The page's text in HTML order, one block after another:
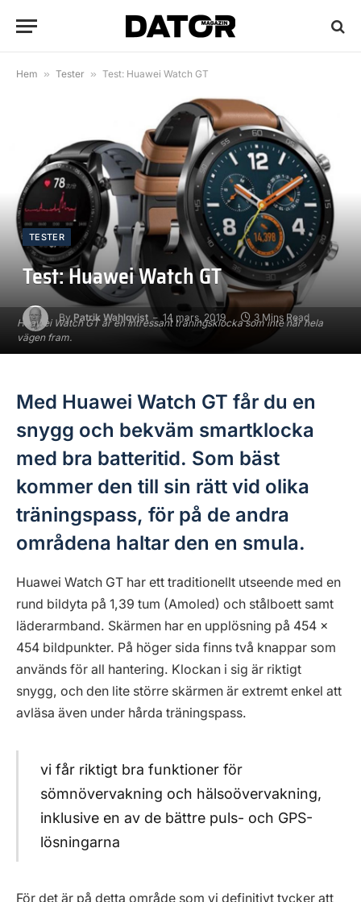
Hem » Tester » Test: Huawei Watch GT
Huawei Watch GT är en intressant träningsklocka som inte når hela
vägen fram.
TESTER
Test: Huawei Watch GT
By Patrik Wahlqvist 14 mars, 2019 3 Mins Read
Med Huawei Watch GT får du en
snygg och bekväm smartklocka
med bra batteritid. Som bäst
kommer den till sin rätt vid olika
träningspass, för på de andra
områdena haltar den en smula.
Huawei Watch GT har ett traditionellt utseende med en
rund bildyta på 1,39 tum (Amoled) och stålboett samt
läderarmband. Skärmen har en upplösning på 454 x
454 bildpunkter. På höger sida finns två knappar som
används för all hantering. Klockan i sig är riktigt
snygg, och den lite större skärmen är extremt enkel att
avläsa även under hårda träningspass.
vi får riktigt bra funktioner för
sömnövervakning och hälsoövervakning,
inklusive en av de bättre puls- och GPS-
lösningarna
För det är på detta område som vi definitivt tycker att